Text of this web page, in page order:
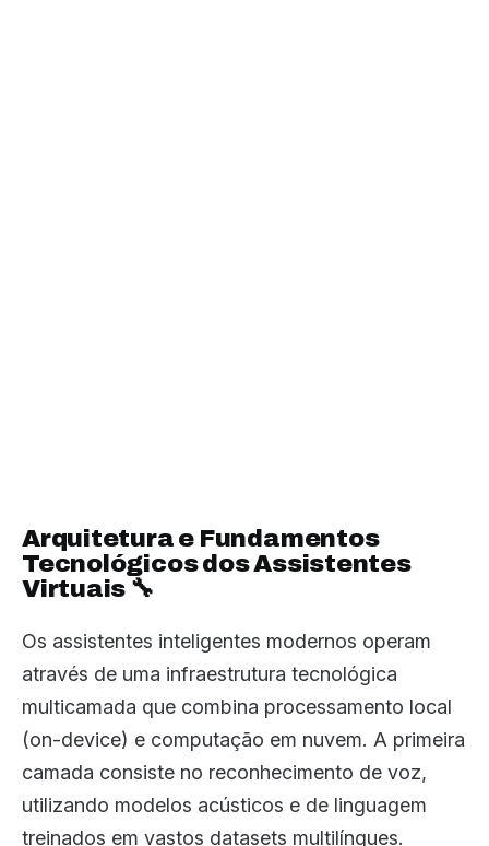
Arquitetura e Fundamentos
Tecnológicos dos Assistentes
Virtuais 🔧
Os assistentes inteligentes modernos operam
através de uma infraestrutura tecnológica
multicamada que combina processamento local
(on-device) e computação em nuvem. A primeira
camada consiste no reconhecimento de voz,
utilizando modelos acústicos e de linguagem
treinados em vastos datasets multilíngues.